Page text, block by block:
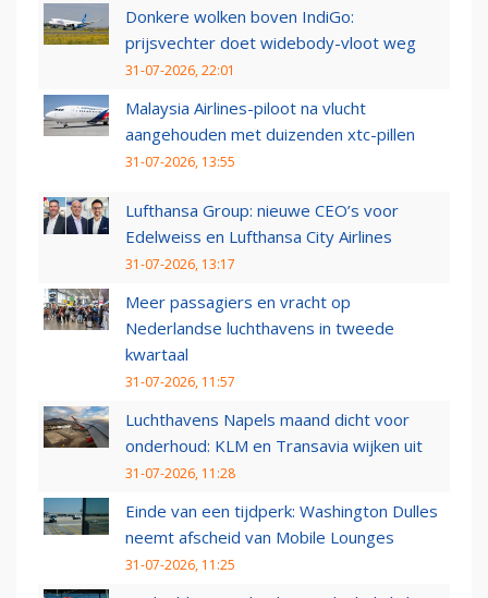
Donkere wolken boven IndiGo:
prijsvechter doet widebody-vloot weg
31-07-2026, 22:01
Malaysia Airlines-piloot na vlucht
aangehouden met duizenden xtc-pillen
31-07-2026, 13:55
Lufthansa Group: nieuwe CEO’s voor
Edelweiss en Lufthansa City Airlines
31-07-2026, 13:17
Meer passagiers en vracht op
Nederlandse luchthavens in tweede
kwartaal
31-07-2026, 11:57
Luchthavens Napels maand dicht voor
onderhoud: KLM en Transavia wijken uit
31-07-2026, 11:28
Einde van een tijdperk: Washington Dulles
neemt afscheid van Mobile Lounges
31-07-2026, 11:25